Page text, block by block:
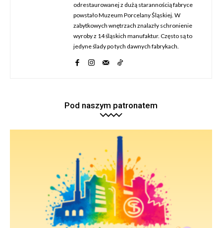
odrestaurowanej z dużą starannością fabryce
powstało Muzeum Porcelany Śląskiej. W
zabytkowych wnętrzach znalazły schronienie
wyroby z 14 śląskich manufaktur. Często są to
jedyne ślady po tych dawnych fabrykach.
Pod naszym patronatem